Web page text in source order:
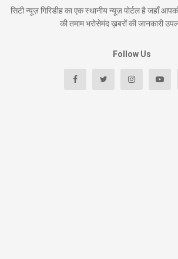
सिटी न्यूज़ गिरिडीह का एक स्थानीय न्यूज़ पोर्टल है जहाँ
की तमाम भरोसेमंद ख़बरों की जानकारी
Follow Us